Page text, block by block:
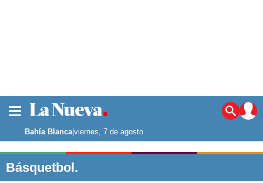
Noticias
La ciudad
Punta Alta
Bahía Blanca|viernes, 7 de agosto
Básquetbol.